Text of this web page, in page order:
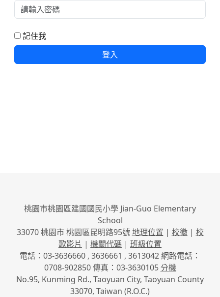
記住我
登入
桃園市桃園區建國國民小學 Jian-Guo Elementary
School
33070 桃園市 桃園區昆明路95號地理位置 | 校徽| 校
歌影片 | 機關代碼 | 班級位置
電話：03-3636660 , 3636661 , 3613042 網路電話：
0708-902850 傳真：03-3630105分機
No.95, Kunming Rd., Taoyuan City, Taoyuan County
33070, Taiwan (R.O.C.)